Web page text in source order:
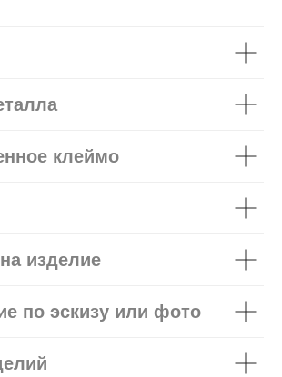
клеймо
изделие
по эскизу или фото